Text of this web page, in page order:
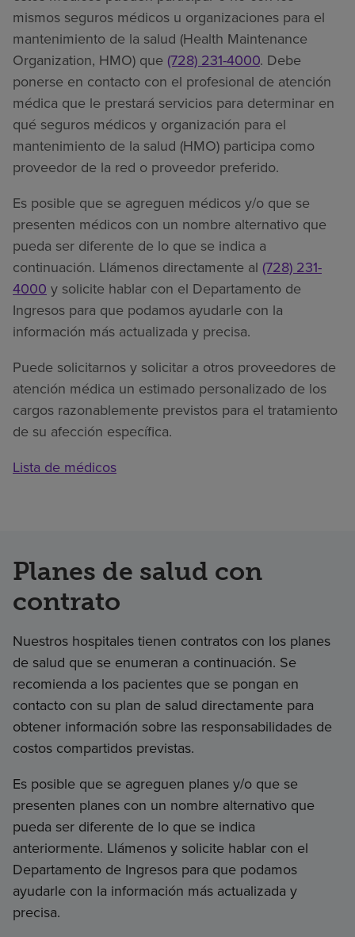
mismos seguros médicos u organizaciones para el
mantenimiento de la salud (Health Maintenance
Organization, HMO) que (728) 231-4000. Debe
ponerse en contacto con el profesional de atención
médica que le prestará servicios para determinar en
qué seguros médicos y organización para el
mantenimiento de la salud (HMO) participa como
proveedor de la red o proveedor preferido.
Es posible que se agreguen médicos y/o que se
presenten médicos con un nombre alternativo que
pueda ser diferente de lo que se indica a
continuación. Llámenos directamente al (728) 231-
4000 y solicite hablar con el Departamento de
Ingresos para que podamos ayudarle con la
información más actualizada y precisa.
Puede solicitarnos y solicitar a otros proveedores de
atención médica un estimado personalizado de los
cargos razonablemente previstos para el tratamiento
de su afección específica.
Lista de médicos
Planes de salud con
contrato
Nuestros hospitales tienen contratos con los planes
de salud que se enumeran a continuación. Se
recomienda a los pacientes que se pongan en
contacto con su plan de salud directamente para
obtener información sobre las responsabilidades de
costos compartidos previstas.
Es posible que se agreguen planes y/o que se
presenten planes con un nombre alternativo que
pueda ser diferente de lo que se indica
anteriormente. Llámenos y solicite hablar con el
Departamento de Ingresos para que podamos
ayudarle con la información más actualizada y
precisa.